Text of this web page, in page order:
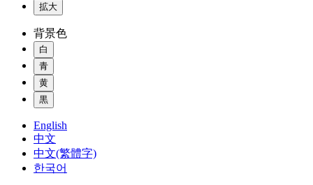
拡大
背景色
白
青
黄
黒
English
中文
中文(繁體字)
한국어